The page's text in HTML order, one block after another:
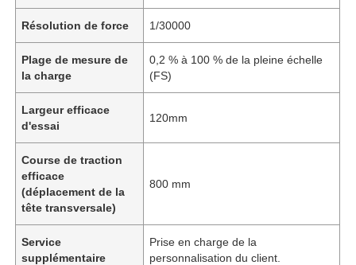
Résolution de force 1/30000
Plage de mesure de
la charge
0,2 % à 100 % de la pleine échelle
(FS)
Largeur efficace
d'essai
120mm
Course de traction
efficace
(déplacement de la
tête transversale)
800 mm
Service
supplémentaire
Prise en charge de la
personnalisation du client.